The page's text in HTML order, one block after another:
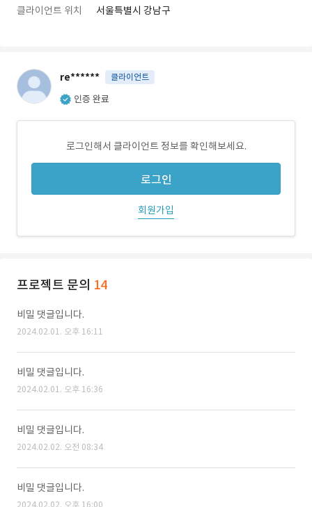
클라이언트 위치 서울특별시 강남구
re****** 클라이언트
인증 완료
로그인해서 클라이언트 정보를 확인해보세요.
로그인
회원가입
프로젝트 문의 14
비밀 댓글입니다.
2024.02.01. 오후 16:11
비밀 댓글입니다.
2024.02.01. 오후 16:36
비밀 댓글입니다.
2024.02.02. 오전 08:34
비밀 댓글입니다.
2024.02.02. 오후 16:00